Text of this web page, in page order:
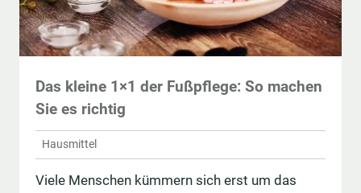
Das kleine 1×1 der Fußpflege: So machen
Sie es richtig
Hausmittel
Viele Menschen kümmern sich erst um das